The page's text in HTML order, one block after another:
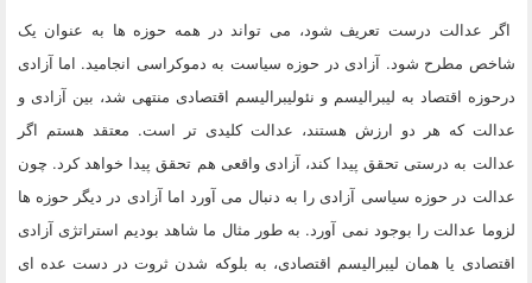
اگر عدالت درست تعریف شود، می تواند در همه حوزه ها به عنوان یک
شاخص مطرح شود. آزادی در حوزه سیاست به دموکراسی انجامید. اما آزادی
درحوزه اقتصاد به لیبرالیسم و نئولیبرالیسم اقتصادی منتهی شد، بین آزادی و
عدالت که هر دو ارزش هستند، عدالت کلیدی تر است. معتقد هستم اگر
عدالت به درستی تحقق پیدا کند، آزادی واقعی هم تحقق پیدا خواهد کرد. چون
عدالت در حوزه سیاسی آزادی را به دنبال می آورد اما آزادی در دیگر حوزه ها
لزوما عدالت را بوجود نمی آورد. به طور مثال ما شاهد بودیم استراتژی آزادی
اقتصادی یا همان لیبرالیسم اقتصادی، به بلوکه شدن ثروت در دست عده ای